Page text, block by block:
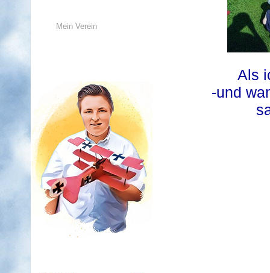
Mein Verein
Als
-und